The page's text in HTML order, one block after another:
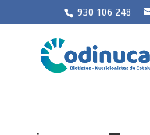
930 106 248